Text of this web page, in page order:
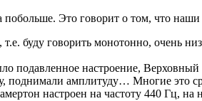
побольше. Это говорит о том, что
буду говорить монотонно, очень
подавленное настроение,
поднимали амплитуду… Многие это
настроен на частоту 440 Гц, на